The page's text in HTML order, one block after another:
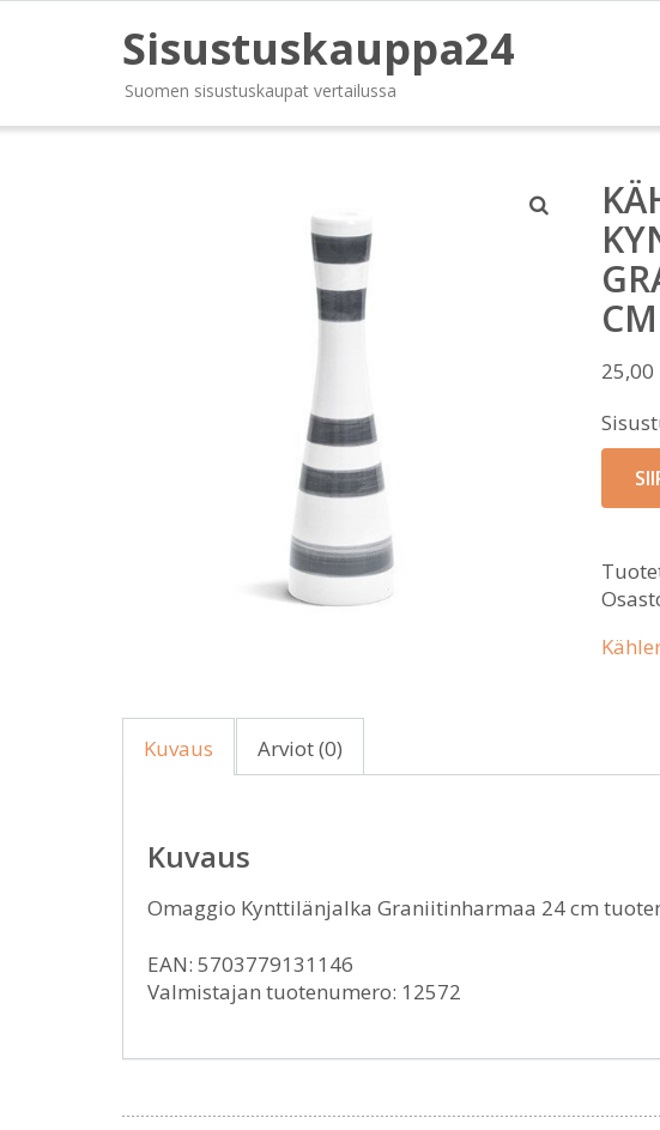
Sisustuskauppa24
Suomen sisustuskaupat vertailussa
CM
25,00
Kuvaus Arviot (0)
Kuvaus
Omaggio Kynttilänjalka Graniitinharmaa 24 cm
EAN: 5703779131146
Valmistajan tuotenumero: 12572